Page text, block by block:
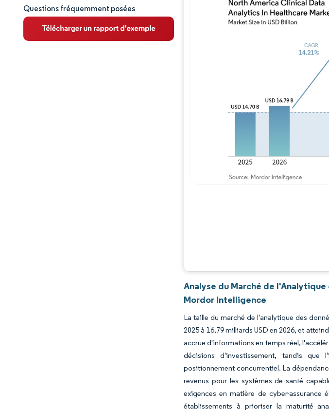
Analyse du marché
Tendances et perspectives
Questions fréquemment posées
Image ©
Analyse du Marché de
Mordor Intelligence
La taille du marché de l'analytique des
2025 à 16,79 milliards USD en 2026, et
accrue d'informations en temps réel,
décisions d'investissement, tandis que
positionnement concurrentiel. La
revenus pour les systèmes de santé
exigences en matière de cyber-
établissements à prioriser la maturité